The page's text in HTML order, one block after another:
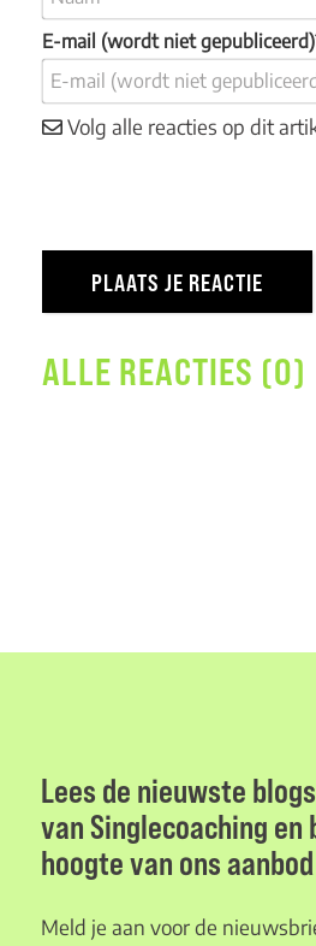
E-mail (wordt niet
Volg alle reacties op dit
ALLE REACTIES (0)
Lees de nieuwste blogs
van Singlecoaching en
hoogte van ons aanbod
Meld je aan voor de